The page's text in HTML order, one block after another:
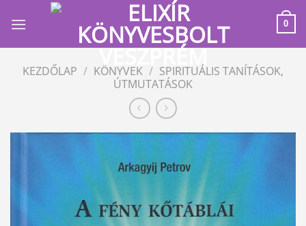
0
KEZDŐLAP / KÖNYVEK / SPIRITUÁLIS TANÍTÁSOK,
ÚTMUTATÁSOK